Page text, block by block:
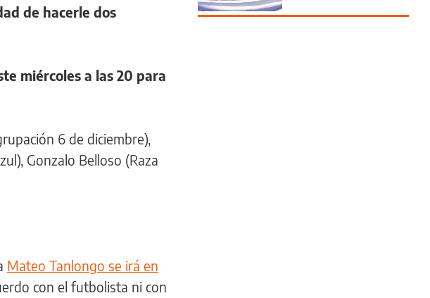
de hacerle dos
miércoles a las 20 para
6 de diciembre),
Gonzalo Belloso (Raza
Mateo Tanlongo se irá en
con el futbolista ni con